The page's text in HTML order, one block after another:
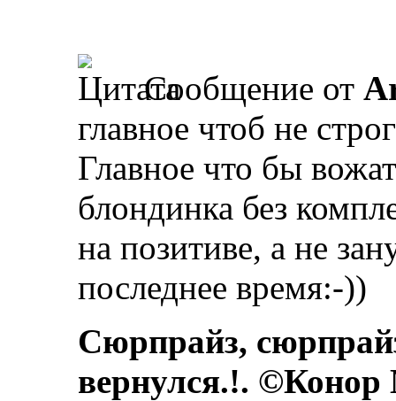
Сообщение от
главное чтоб не
Главное что бы
блондинка без
на позитиве, а не
последнее время:-))
Сюрпрайз,
вернулся.!.